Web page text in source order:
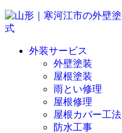
外装サービス
外壁塗装
屋根塗装
雨とい修理
屋根修理
屋根カバー工法
防水工事